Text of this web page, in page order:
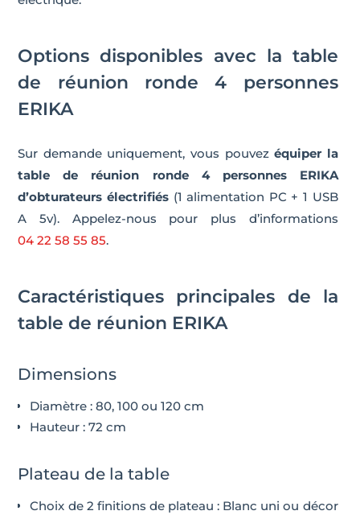
Options disponibles avec la table
de réunion ronde 4 personnes
ERIKA
Sur demande uniquement, vous pouvezéquiper la
table de réunion ronde 4 personnes ERIKA
d’obturateurs électrifiés (1 alimentation PC + 1 USB
A 5v). Appelez-nous pour plus d’informations
04 22 58 55 85.
Caractéristiques principales de la
table de réunion ERIKA
Dimensions
Diamètre : 80, 100 ou 120 cm
Hauteur : 72 cm
Plateau de la table
Choix de 2 finitions de plateau : Blanc uni ou décor